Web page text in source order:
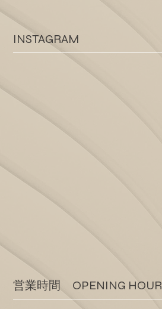
INSTAGRAM
​営業時間 OPENING HOUR